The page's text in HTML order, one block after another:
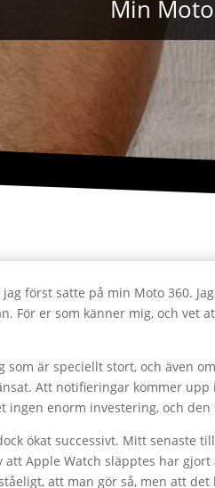
Min
först satte på min Moto 360.
För er som känner mig, och
är speciellt stort, och även
Att notifieringar kommer
ingen enorm investering, och
ökat successivt. Mitt senaste
Apple Watch släpptes har
att man gör så, men att